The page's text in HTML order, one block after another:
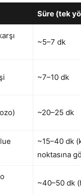
Süre (tek
~5–7 dk
~7–10 dk
~20–25 dk
~15–40 dk
noktasına
~40–50 dk